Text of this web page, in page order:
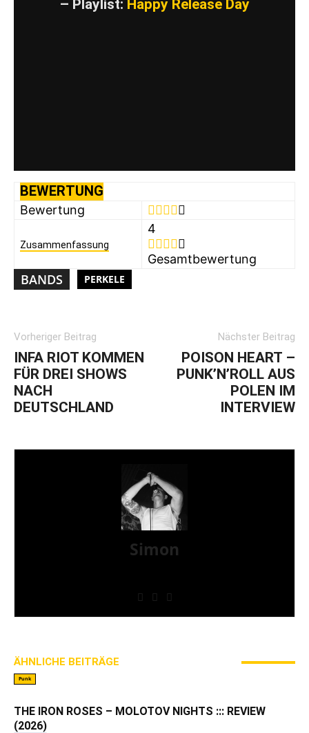
– Playlist: Happy Release Day
BEWERTUNG
Bewertung
Zusammenfassung
4
Gesamtbewertung
BANDS PERKELE
Vorheriger Beitrag
INFA RIOT KOMMEN
FÜR DREI SHOWS
NACH
DEUTSCHLAND
Nächster Beitrag
POISON HEART –
PUNK’N’ROLL AUS
POLEN IM
INTERVIEW
Simon
ÄHNLICHE BEITRÄGE
Punk
THE IRON ROSES – MOLOTOV NIGHTS ::: REVIEW
(2026)